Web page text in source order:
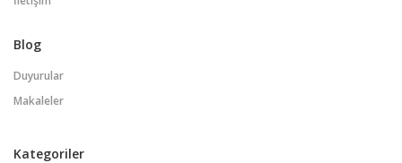
Blog
Duyurular
Makaleler
Kategoriler